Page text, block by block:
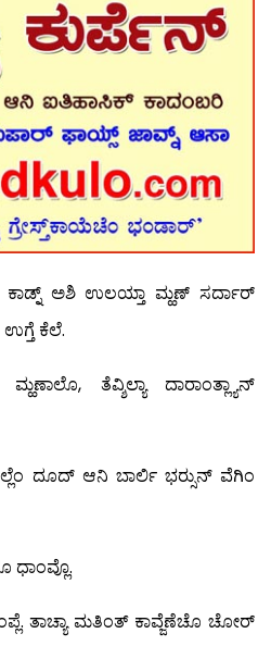
ಅಶಿ ಉಲಯ್ತಾ ಮ್ಹಣ್ ಸರ್ದಾರ್
ಕೆಲೆ.
ತೆವ್ಶಿಲ್ಯಾ ದಾರಾಂತ್ಲ್ಯಾನ್
ದೂದ್ ಆನಿ ಬಾರ್ಲಿ ಭರ್‍ಸುನ್ ವೆಗಿಂ
ತಾಚ್ಯಾ ಮತಿಂತ್ ಕಾವ್ಜೆಣೆಚೊ ಚೋರ್